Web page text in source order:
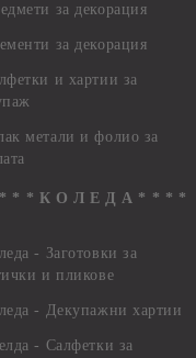
за декорация
за декорация
и хартии за
метали и фолио за
* * К О Л Е Д А * * * *
- Заготовки за
и пликове
- Декупажни хартии
- Салфетки за